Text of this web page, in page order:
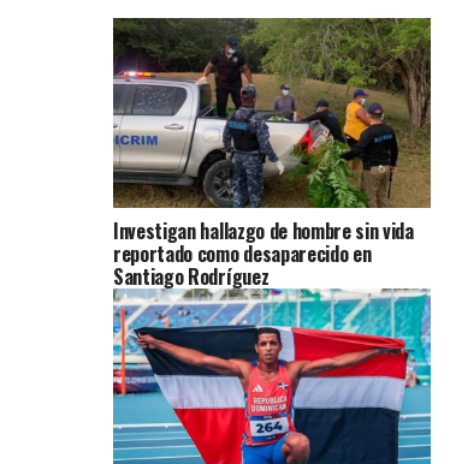
Investigan hallazgo de hombre sin vida
reportado como desaparecido en
Santiago Rodríguez